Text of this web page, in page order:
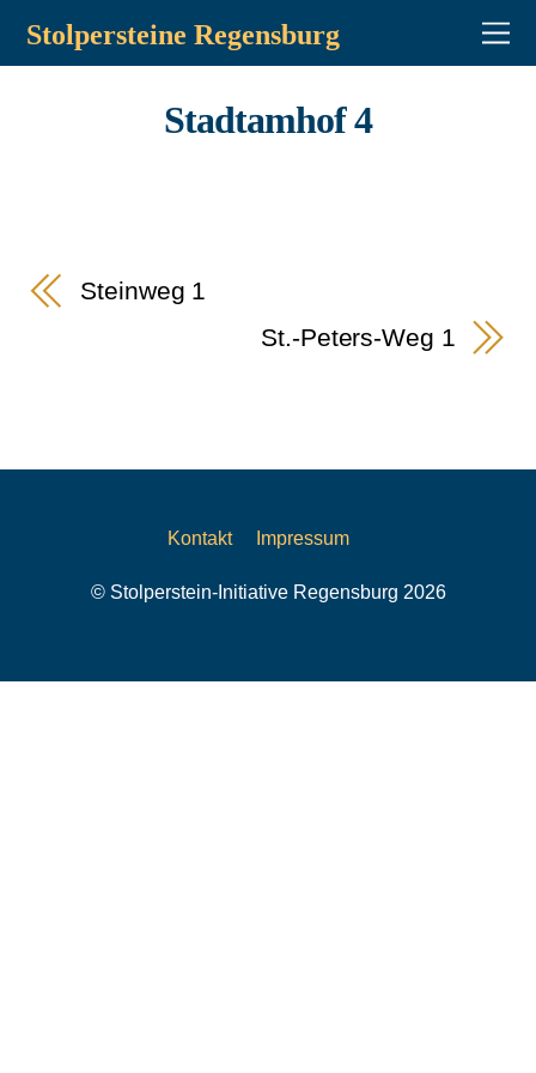
Stolpersteine Regensburg
Stadtamhof 4
Steinweg 1
St.-Peters-Weg 1
Kontakt Impressum
© Stolperstein-Initiative Regensburg 2026